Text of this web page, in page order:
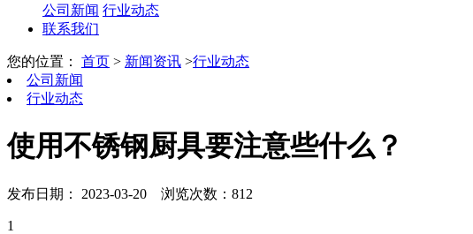
公司新闻 行业动态
联系我们
您的位置： 首页 > 新闻资讯 >行业动态
公司新闻
行业动态
使用不锈钢厨具要注意些什么？
发布日期： 2023-03-20 浏览次数：812
1